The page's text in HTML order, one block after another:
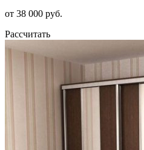
от 38 000 руб.
Рассчитать